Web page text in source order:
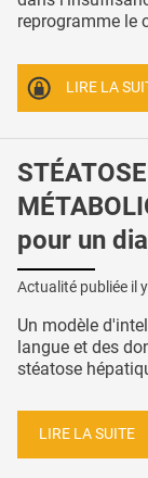
reprogramme le
LIRE LA
pour un
Actualité publiée il
Un modèle
langue et des
stéatose
LIRE LA SUITE